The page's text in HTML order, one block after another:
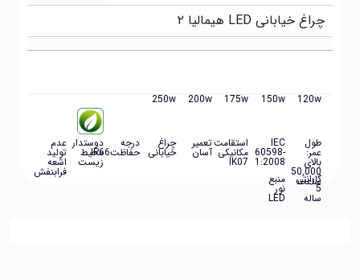
چراغ خیابانی LED هیمالیا ۲
120w
150w
175w
200w
250w
طول
عمر:
بالای
50,000
ساعت
IEC
60598-
1:2008
استقامت
مکانیکی
IK07
تعمیر
آسان
چراغ
خیابانی
درجه
حفاظتIP66
دوستدار
محیط
زیست
عدم
تولید
اشعه
فرابنفش گارانتی
5
ساله
منبع
نور
LED